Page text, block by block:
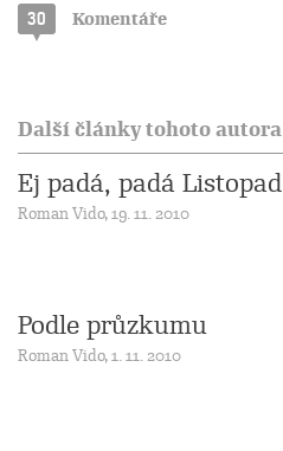
30 Komentáře
Další články tohoto autora
Ej padá, padá Listopad
Roman Vido, 19. 11. 2010
Podle průzkumu
Roman Vido, 1. 11. 2010